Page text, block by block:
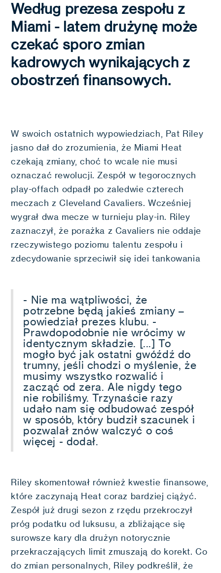
Według prezesa zespołu z
Miami - latem drużynę może
czekać sporo zmian
kadrowych wynikających z
obostrzeń finansowych.
W swoich ostatnich wypowiedziach, Pat Riley
jasno dał do zrozumienia, że Miami Heat
czekają zmiany, choć to wcale nie musi
oznaczać rewolucji. Zespół w tegorocznych
play-offach odpadł po zaledwie czterech
meczach z Cleveland Cavaliers. Wcześniej
wygrał dwa mecze w turnieju play-in. Riley
zaznaczył, że porażka z Cavaliers nie oddaje
rzeczywistego poziomu talentu zespołu i
zdecydowanie sprzeciwił się idei tankowania
- Nie ma wątpliwości, że
potrzebne będą jakieś zmiany –
powiedział prezes klubu. -
Prawdopodobnie nie wrócimy w
identycznym składzie. [...] To
mogło być jak ostatni gwóźdź do
trumny, jeśli chodzi o myślenie, że
musimy wszystko rozwalić i
zacząć od zera. Ale nigdy tego
nie robiliśmy. Trzynaście razy
udało nam się odbudować zespół
w sposób, który budził szacunek i
pozwalał znów walczyć o coś
więcej - dodał.
Riley skomentował również kwestie finansowe,
które zaczynają Heat coraz bardziej ciążyć.
Zespół już drugi sezon z rzędu przekroczył
próg podatku od luksusu, a zbliżające się
surowsze kary dla drużyn notorycznie
przekraczających limit zmuszają do korekt. Co
do zmian personalnych, Riley podkreślił, że